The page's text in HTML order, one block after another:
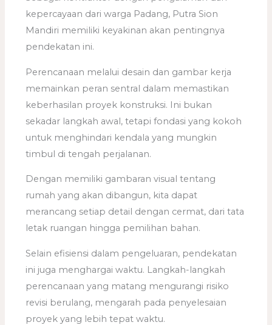
kepercayaan dari warga Padang, Putra Sion
Mandiri memiliki keyakinan akan pentingnya
pendekatan ini.
Perencanaan melalui desain dan gambar kerja
memainkan peran sentral dalam memastikan
keberhasilan proyek konstruksi. Ini bukan
sekadar langkah awal, tetapi fondasi yang kokoh
untuk menghindari kendala yang mungkin
timbul di tengah perjalanan.
Dengan memiliki gambaran visual tentang
rumah yang akan dibangun, kita dapat
merancang setiap detail dengan cermat, dari tata
letak ruangan hingga pemilihan bahan.
Selain efisiensi dalam pengeluaran, pendekatan
ini juga menghargai waktu. Langkah-langkah
perencanaan yang matang mengurangi risiko
revisi berulang, mengarah pada penyelesaian
proyek yang lebih tepat waktu.